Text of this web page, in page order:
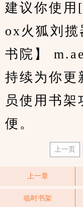
建议你使
ox火狐刘
书院】
持续为你更
员使用书架
便。
上一页
上一章
临时书架